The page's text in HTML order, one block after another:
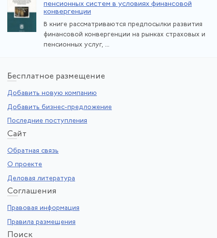
пенсионных систем в условиях финансовой
конвергенции
В книге рассматриваются предпосылки развития
финансовой конвергенции на рынках страховых и
пенсионных услуг, ...
Бесплатное размещение
Добавить новую компанию
Добавить бизнес-предложение
Последние поступления
Сайт
Обратная связь
О проекте
Деловая литература
Соглашения
Правовая информация
Правила размещения
Поиск